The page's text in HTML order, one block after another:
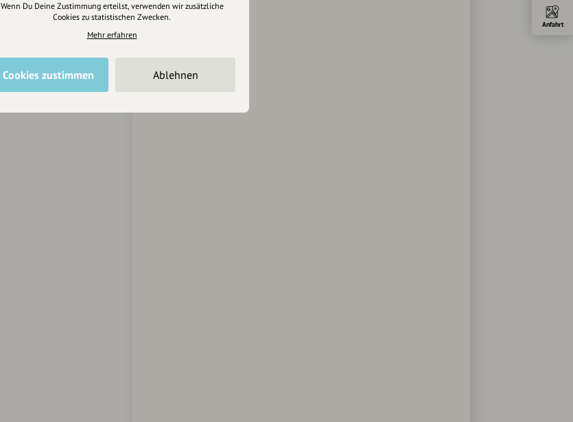
Anfahrt
Wenn Du Deine Zustimmung erteilst, verwenden wir zusätzliche
Cookies zu statistischen Zwecken.
Mehr erfahren
Cookies zustimmen Ablehnen